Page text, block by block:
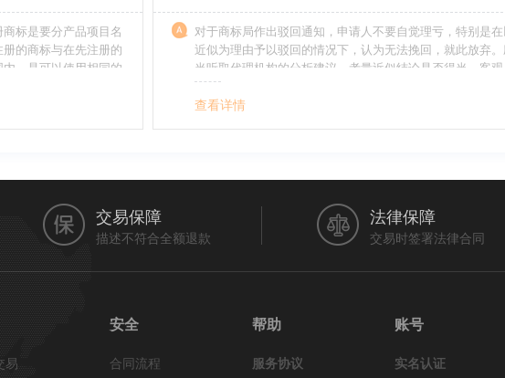
标是要分产品项目名
的商标与在先注册的
，是可以使用相同的
对于商标局作出驳回通知，申请人不要自觉理亏，特别是
近似为理由予以驳回的情况下，认为无法挽回，就此放弃
当听取代理机构的分析建议，考量近似结论是否得当、客观
最终决定是选择放弃还是进行复审，从而最大限度的维护自
利益（很多商标最后取得成功都是复审争取来的，审查员作
查看详情
交易保障
描述不符合全额退款
法律保障
交易时签署法律合同
易
安全
合同流程
帮助
服务协议
账号
实名认证